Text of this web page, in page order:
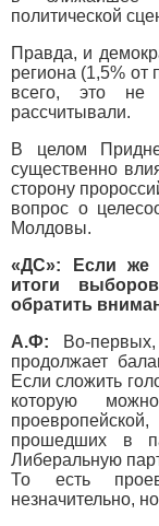
политической
Правда, и
региона (1,5%
всего, это не
рассчитывали.
В целом
существенно
сторону
вопрос о
Молдовы.
«ДС»: Если же
итоги
обратить
А.Ф:
Во-
продолжает
Если сложить
которую
прошедших в
Либеральную
То есть
незначительно,